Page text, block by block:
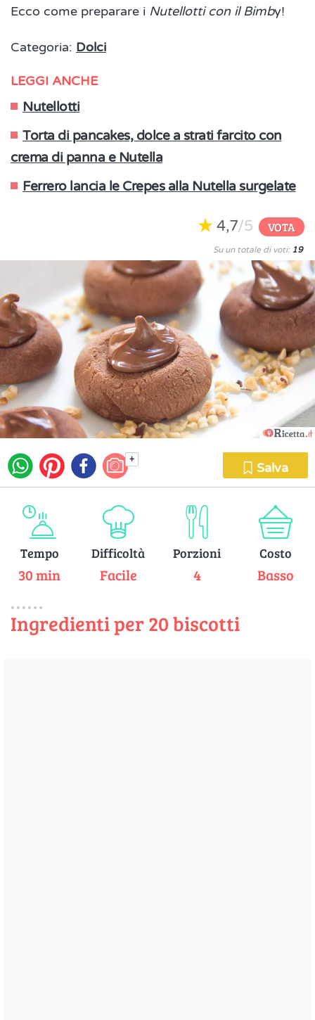
Ecco come preparare i Nutellotti con il Bimby!
Categoria: Dolci
LEGGI ANCHE
Nutellotti
Torta di pancakes, dolce a strati farcito con
crema di panna e Nutella
Ferrero lancia le Crepes alla Nutella surgelate
4,7/5 VOTA
Su un totale di voti: 19
+
Salva
Tempo
30 min
Difficoltà
Facile
Porzioni
4
Costo
Basso
Ingredienti per 20 biscotti